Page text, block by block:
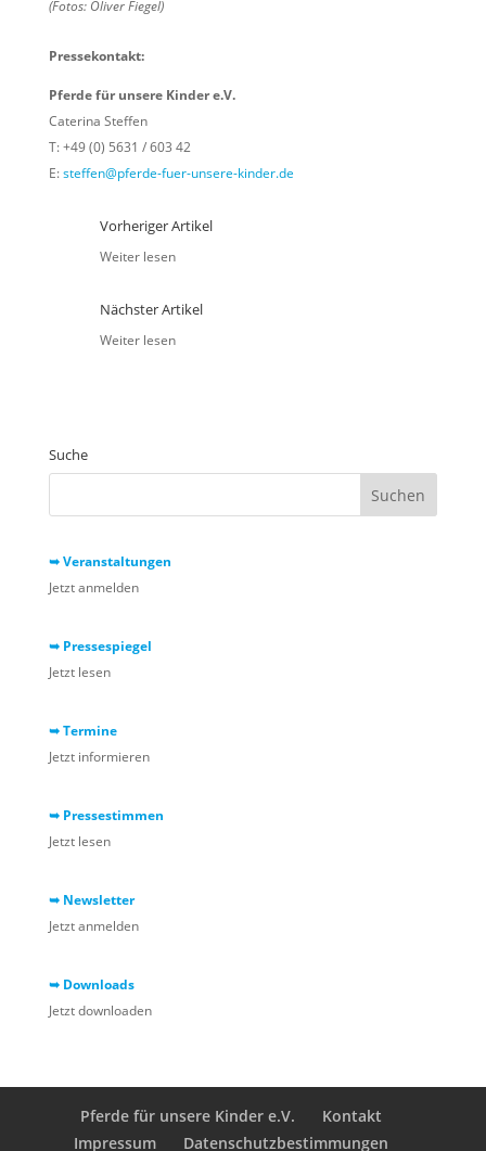
(Fotos: Oliver Fiegel)
Pressekontakt:
Pferde für unsere Kinder e.V.
Caterina Steffen
T: +49 (0) 5631 / 603 42
E:steffen@pferde-fuer-unsere-kinder.de
Vorheriger Artikel
Weiter lesen
Nächster Artikel
Weiter lesen
Suche
➥ Veranstaltungen
Jetzt anmelden
➥ Pressespiegel
Jetzt lesen
➥ Termine
Jetzt informieren
➥ Pressestimmen
Jetzt lesen
➥ Newsletter
Jetzt anmelden
➥ Downloads
Jetzt downloaden
Pferde für unsere Kinder e.V.
Kontakt
Impressum
Datenschutzbestimmungen